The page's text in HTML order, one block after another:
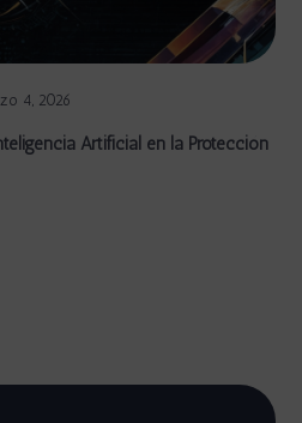
4, 2026
Artificial en la Protección